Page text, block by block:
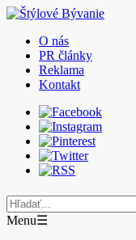
O nás
PR články
Reklama
Kontakt
Menu☰